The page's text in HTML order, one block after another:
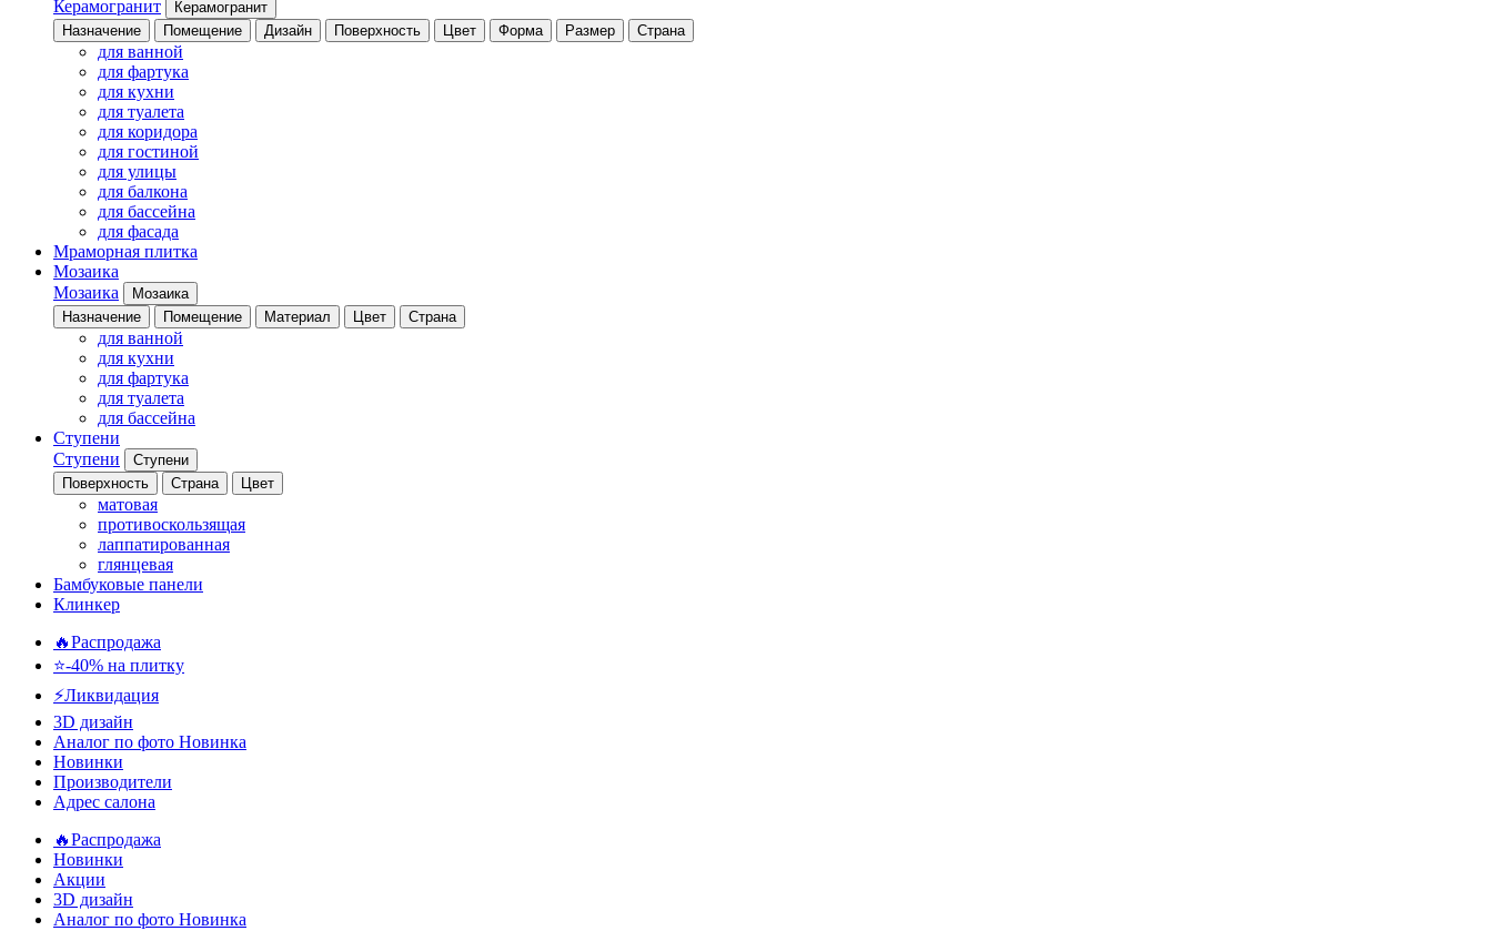
Керамогранит
Керамогранит
Назначение
Помещение Дизайн Поверхность Цвет Форма Размер Страна
для ванной
для фартука
для кухни
для туалета
для коридора
для гостиной
для улицы
для балкона
для бассейна
для фасада
Мраморная плитка
Мозаика
Мозаика
Мозаика
Назначение
Помещение Материал Цвет Страна
для ванной
для кухни
для фартука
для туалета
для бассейна
Ступени
Ступени
Ступени
Поверхность
Страна Цвет
матовая
противоскользящая
лаппатированная
глянцевая
Бамбуковые панели
Клинкер
🔥Распродажа
⭐-40% на плитку
⚡️Ликвидация
3D дизайн
Аналог по фото Новинка
Новинки
Производители
Адрес салона
🔥Распродажа
Новинки
Акции
3D дизайн
Аналог по фото Новинка